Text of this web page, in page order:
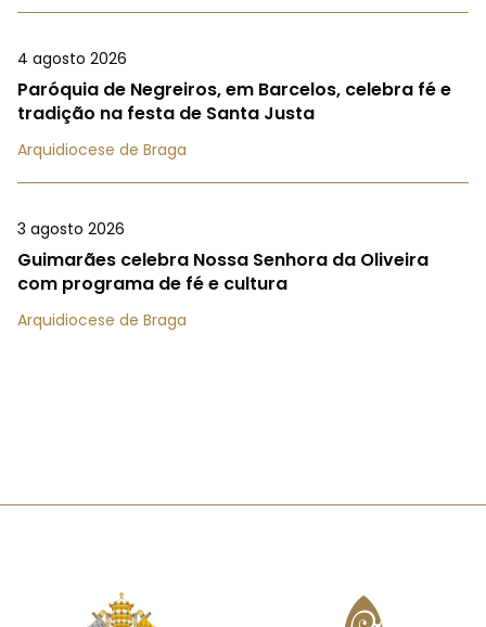
4 agosto 2026
Paróquia de Negreiros, em Barcelos, celebra fé e
tradição na festa de Santa Justa
Arquidiocese de Braga
3 agosto 2026
Guimarães celebra Nossa Senhora da Oliveira
com programa de fé e cultura
Arquidiocese de Braga